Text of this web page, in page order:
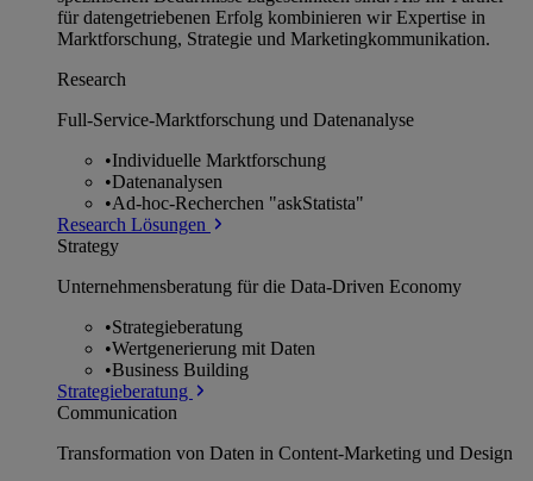
für datengetriebenen Erfolg kombinieren wir Expertise in
Marktforschung, Strategie und Marketingkommunikation.
Research
Full-Service-Marktforschung und Datenanalyse
•Individuelle Marktforschung
•Datenanalysen
•Ad-hoc-Recherchen "askStatista"
Research Lösungen
Strategy
Unternehmens­beratung für die Data-Driven Economy
•Strategieberatung
•Wertgenerierung mit Daten
•Business Building
Strategieberatung
Communication
Transformation von Daten in Content-Marketing und Design